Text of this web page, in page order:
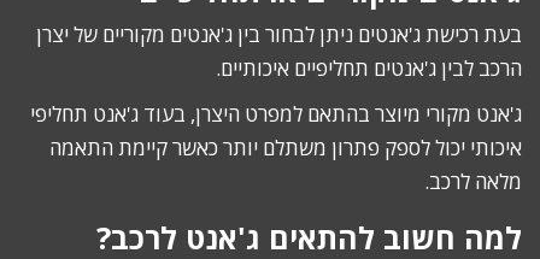
בעת רכישת ג'אנטים ניתן לבחור בין ג'אנטים מקוריים של יצרן
הרכב לבין ג'אנטים תחליפיים איכותיים.
ג'אנט מקורי מיוצר בהתאם למפרט היצרן, בעוד ג'אנט תחליפי
איכותי יכול לספק פתרון משתלם יותר כאשר קיימת התאמה
מלאה לרכב.
למה חשוב להתאים ג'אנט לרכב?